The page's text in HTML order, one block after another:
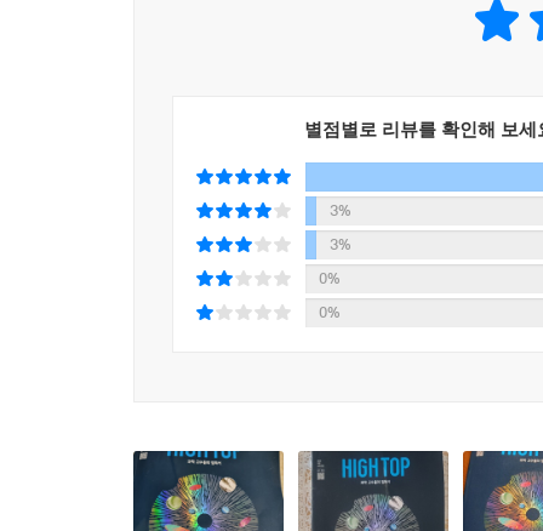
- 통합형 주제를 자료와 함께 제시하여 논술형 문
별점별로 리뷰를 확인해 보세
3%
3%
0%
0%